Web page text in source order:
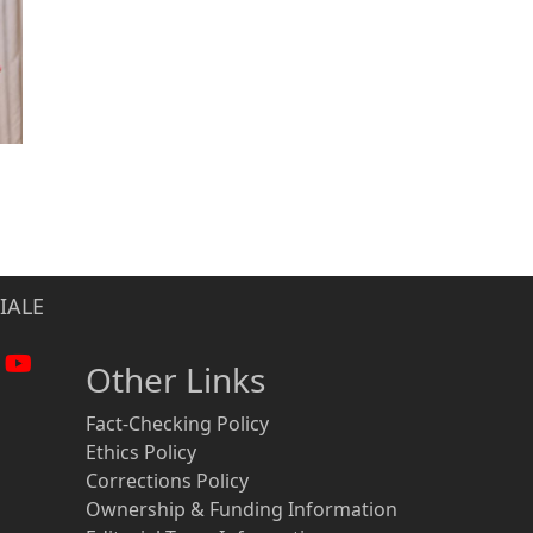
Other Links
Fact-Checking Policy
Ethics Policy
Corrections Policy
Ownership & Funding Information